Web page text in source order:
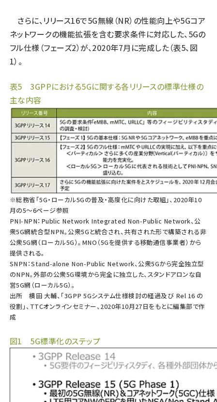
さらに、リリース16で5G無線（NR）の性能向上や5Gコア
ネットワークの機能拡張を含む要求条件に対応した、5Gの
フル仕様（フェーズ2）が、2020年7月に完成した（表5、図
1）。
表5 3GPPにおける5Gに関する各リリースの標準仕様の
主な内容
※総務省「5G・ローカル5Gの普及・高度化に向けた取組」、2020年10
月の5～6ページ参照
PNI-NPN：Public Network Integrated Non-Public Network、公
衆5G網統合型NPN。公衆5Gと統合され、共有された形で構築される非
公衆5G網（ローカル5G）。MNO（5Gを提供する移動通信事業者）から
提供される。
SNPN：Stand-alone Non-Public Network、公衆5Gから完全独立型
のNPN。外部の公衆5G環境から完全に独立した、スタンドアロンな自
営5G網（ローカル5G）。
出所 横田 大輔、「3GPP 5Gシステム仕様検討の経過及び Rel 16 の
役割」、TTCオンラインセミナー、2020年10月27日をもとに編集部で作
成
図1 5G標準化のステップ